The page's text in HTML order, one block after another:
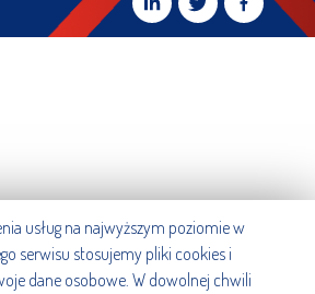
usług na najwyższym poziomie w
serwisu stosujemy pliki cookies i
dane osobowe. W dowolnej chwili